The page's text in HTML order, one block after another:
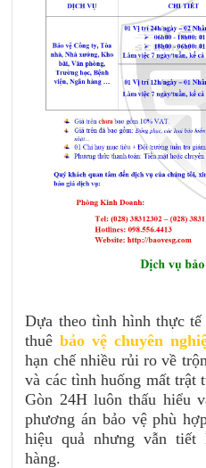
Dựa theo tình hình thực
thuêbảo vệ chuyên
hạn chế nhiều rủi ro về
và các tình huống mất trật
Gòn 24H luôn thấu hiểu
phương án bảo vệ phù
hiệu quả nhưng vẫn
hàng.